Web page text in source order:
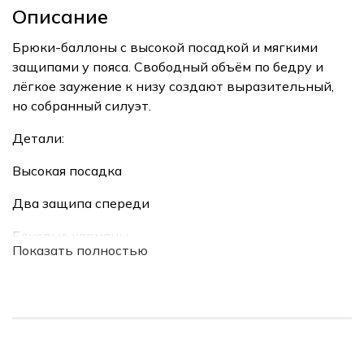
Описание
Брюки-баллоны с высокой посадкой и мягкими
защипами у пояса. Свободный объём по бедру и
лёгкое заужение к низу создают выразительный,
но собранный силуэт.
Детали:
Высокая посадка
Два защипа спереди
Боковые карманы
Показать полностью